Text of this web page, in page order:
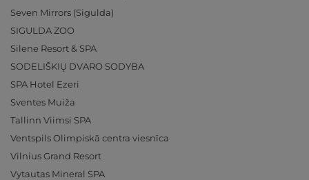
Seven Mirrors (Sigulda)
SIGULDA ZOO
Silene Resort & SPA
SODELIŠKIŲ DVARO SODYBA
SPA Hotel Ezeri
Sventes Muiža
Tallinn Viimsi SPA
Ventspils Olimpiskā centra viesnīca
Vilnius Grand Resort
Vytautas Mineral SPA